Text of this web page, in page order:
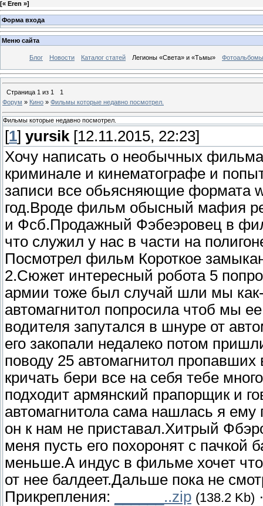
[« Eren »]
Форма входа
Меню сайта
Блог Новости Каталог статей Легионы «Света» и «Тьмы» Фотоальбомы
Страница 1 из 1
1
Форум » Кино » Фильмы которые недавно посмотрел.
Фильмы которые недавно посмотрел.
[1] yursik [12.11.2015, 22:23]
Хочу написать о необычных
криминале и кинематографе и
записи все обьясняющие формата
год.Вроде фильм обысный мафия
и Фсб.Продажный Фэбеэровец в
что служил у нас в части на
Посмотрел фильм Короткое
2.Сюжет интересный робота 5
армии тоже был случай шли мы
автомагнитол попросила чтоб мы
водителя запутался в шнуре от
его закопали недалеко потом
поводу 25 автомагнитол
кричать бери все на себя тебе
подходит армянский прапорщик и
автомагнитола сама нашлась я
он к нам не приставал.Хитрый
меня пусть его похоронят с
меньше.А индус в фильме хочет
от нее балдеет.Дальше пока не
Прикрепления:
______..zip (138.2 Kb)